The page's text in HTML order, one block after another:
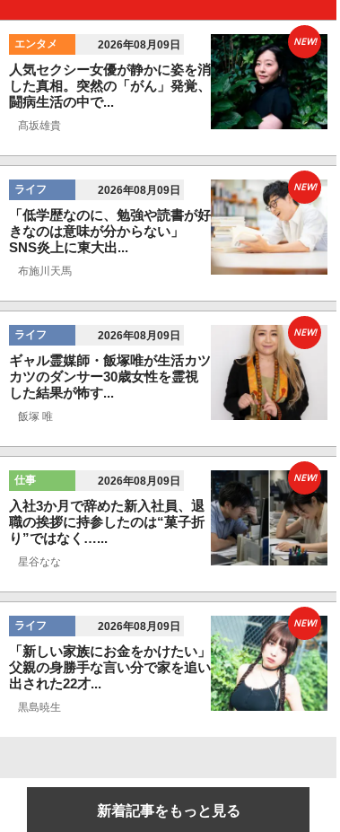
エンタメ 2026年08月09日
人気セクシー女優が静かに姿を消
した真相。突然の「がん」発覚、
闘病生活の中で...
髙坂雄貴
NEW!
ライフ 2026年08月09日
「低学歴なのに、勉強や読書が好
きなのは意味が分からない」
SNS炎上に東大出...
布施川天馬
NEW!
ライフ 2026年08月09日
ギャル霊媒師・飯塚唯が生活カツ
カツのダンサー30歳女性を霊視
した結果が怖す...
飯塚 唯
NEW!
仕事 2026年08月09日
入社3か月で辞めた新入社員、退
職の挨拶に持参したのは“菓子折
り”ではなく…...
星谷なな
NEW!
ライフ 2026年08月09日
「新しい家族にお金をかけたい」
父親の身勝手な言い分で家を追い
出された22才...
黒島暁生
NEW!
新着記事をもっと見る